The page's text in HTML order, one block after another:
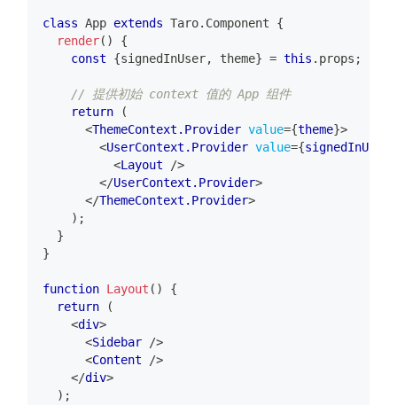
class App extends Taro. Component
{
render( )
{
const
{signedInUser, theme} = this . props ;
// 提供初始 context 值的 App 组件
return
(
<ThemeContext.Provider value={theme}>
<UserContext.Provider value={signedInUser
<Layout
/>
</UserContext.Provider>
</ThemeContext.Provider>
) ;
}
}
function Layout ( )
{
return
(
<div>
<Sidebar
/>
<Content
/>
</div>
) ;